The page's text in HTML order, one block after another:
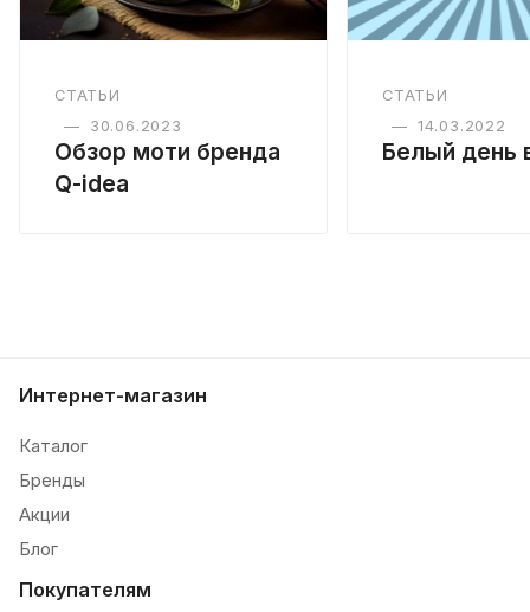
СТАТЬИ
—
30.06.2023
Обзор моти бренда
Q-idea
СТАТЬИ
— 14.03.2022
Белый день
Интернет-магазин
Каталог
Бренды
Акции
Блог
Покупателям